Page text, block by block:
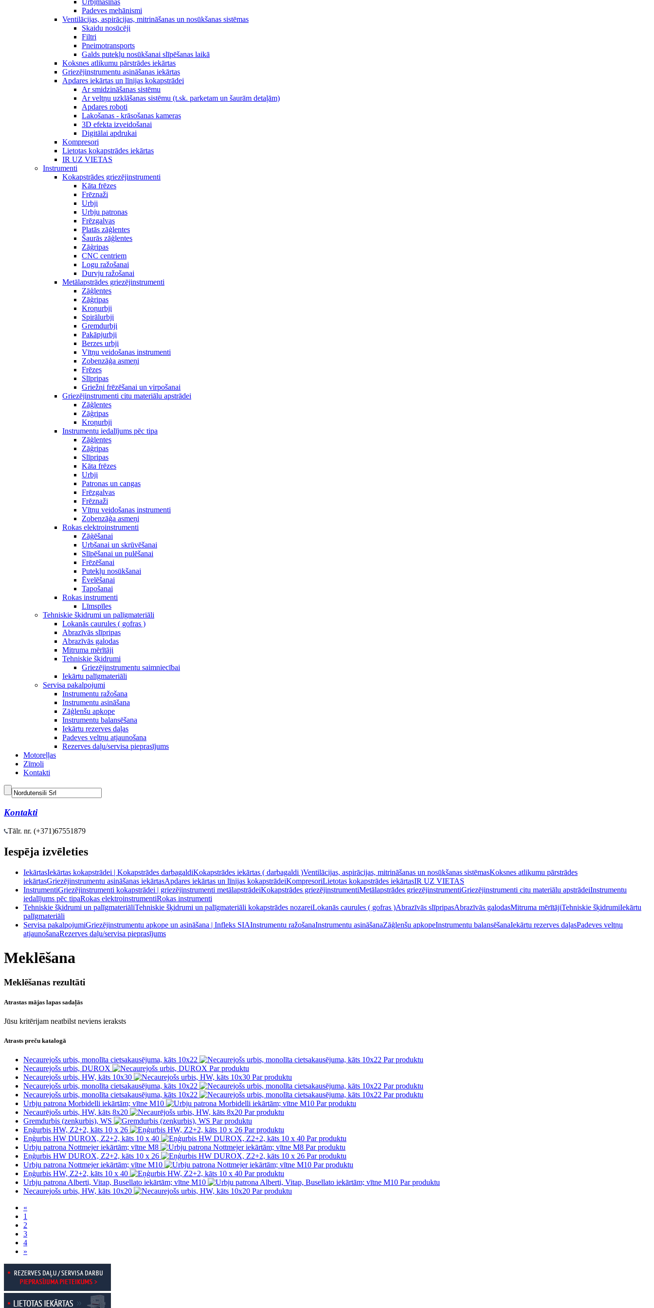
Urbjmašīnas
Padeves mehānismi
Ventilācijas, aspirācijas, mitrināšanas un nosūkšanas sistēmas
Skaidu nosūcēji
Filtri
Pneimotransports
Galds putekļu nosūkšanai slīpēšanas laikā
Koksnes atlikumu pārstrādes iekārtas
Griezējinstrumentu asināšanas iekārtas
Apdares iekārtas un līnijas kokapstrādei
Ar smidzināšanas sistēmu
Ar veltņu uzklāšanas sistēmu (t.sk. parketam un šaurām detaļām)
Apdares roboti
Lakošanas - krāsošanas kameras
3D efekta izveidošanai
Digitālai apdrukai
Kompresori
Lietotas kokapstrādes iekārtas
IR UZ VIETAS
Instrumenti
Kokapstrādes griezējinstrumenti
Kāta frēzes
Frēznaži
Urbji
Urbju patronas
Frēzgalvas
Platās zāģlentes
Šaurās zāģlentes
Zāģripas
CNC centriem
Logu ražošanai
Durvju ražošanai
Metālapstrādes griezējinstrumenti
Zāģlentes
Zāģripas
Kroņurbji
Spirālurbji
Gremdurbji
Pakāpjurbji
Berzes urbji
Vītņu veidošanas instrumenti
Zobenzāģa asmeņi
Frēzes
Slīpripas
Griežņi frēzēšanai un virpošanai
Griezējinstrumenti citu materiālu apstrādei
Zāģlentes
Zāģripas
Kroņurbji
Instrumentu iedalījums pēc tipa
Zāģlentes
Zāģripas
Slīpripas
Kāta frēzes
Urbji
Patronas un cangas
Frēzgalvas
Frēznaži
Vītņu veidošanas instrumenti
Zobenzāģa asmeņi
Rokas elektroinstrumenti
Zāģēšanai
Urbšanai un skrūvēšanai
Slīpēšanai un pulēšanai
Frēzēšanai
Putekļu nosūkšanai
Ēvelēšanai
Tapošanai
Rokas instrumenti
Līmspīles
Tehniskie šķidrumi un palīgmateriāli
Lokanās caurules ( gofras )
Abrazīvās slīpripas
Abrazīvās galodas
Mitruma mērītāji
Tehniskie šķidrumi
Griezējinstrumentu saimniecībai
Iekārtu palīgmateriāli
Servisa pakalpojumi
Instrumentu ražošana
Instrumentu asināšana
Zāģlenšu apkope
Instrumentu balansēšana
Iekārtu rezerves daļas
Padeves veltņu atjaunošana
Rezerves daļu/servisa pieprasījums
Motoreļļas
Zīmoli
Kontakti
Kontakti
Tālr. nr. (+371)67551879
Iespēja izvēleties
IekārtasIekārtas kokapstrādei | Kokapstrādes darbagaldiKokapstrādes iekārtas ( darbagaldi )Ventilācijas, aspirācijas, mitrināšanas un nosūkšanas sistēmasKoksnes atlikumu pārstrādes
iekārtasGriezējinstrumentu asināšanas iekārtasApdares iekārtas un līnijas kokapstrādeiKompresoriLietotas kokapstrādes iekārtasIR UZ VIETAS
InstrumentiGriezējinstrumenti kokapstrādei | griezējinstrumenti metālapstrādeiKokapstrādes griezējinstrumentiMetālapstrādes griezējinstrumentiGriezējinstrumenti citu materiālu apstrādeiInstrumentu
iedalījums pēc tipaRokas elektroinstrumentiRokas instrumenti
Tehniskie šķidrumi un palīgmateriāliTehniskie šķidrumi un palīgmateriāli kokapstrādes nozareiLokanās caurules ( gofras )Abrazīvās slīpripasAbrazīvās galodasMitruma mērītājiTehniskie šķidrumiIekārtu
palīgmateriāli
Servisa pakalpojumiGriezējinstrumentu apkope un asināšana | Infleks SIAInstrumentu ražošanaInstrumentu asināšanaZāģlenšu apkopeInstrumentu balansēšanaIekārtu rezerves daļasPadeves veltņu
atjaunošanaRezerves daļu/servisa pieprasījums
Meklēšana
Meklēšanas rezultāti
Atrastas mājas lapas sadaļās
Jūsu kritērijam neatbilst neviens ieraksts
Atrasts preču katalogā
Necaurejošs urbis, monolīta cietsakausējuma, kāts 10x22
Par produktu
Necaurejošs urbis, DUROX
Par produktu
Necaurejošs urbis, HW, kāts 10x30
Par produktu
Necaurejošs urbis, monolīta cietsakausējuma, kāts 10x22
Par produktu
Necaurejošs urbis, monolīta cietsakausējuma, kāts 10x22
Par produktu
Urbju patrona Morbidelli iekārtām; vītne M10
Par produktu
Necaurējošs urbis, HW, kāts 8x20
Par produktu
Gremdurbis (zenķurbis), WS
Par produktu
Eņģurbis HW, Z2+2, kāts 10 x 26
Par produktu
Eņģurbis HW DUROX, Z2+2, kāts 10 x 40
Par produktu
Urbju patrona Nottmejer iekārtām; vītne M8
Par produktu
Eņģurbis HW DUROX, Z2+2, kāts 10 x 26
Par produktu
Urbju patrona Nottmejer iekārtām; vītne M10
Par produktu
Eņģurbis HW, Z2+2, kāts 10 x 40
Par produktu
Urbju patrona Alberti, Vitap, Busellato iekārtām; vītne M10
Par produktu
Necaurejošs urbis, HW, kāts 10x20
Par produktu
«
1
2
3
4
»